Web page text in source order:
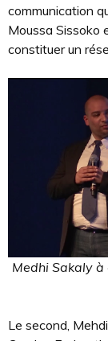
communication
Moussa Sissoko
constituer un
Medhi Sakaly
Le second,